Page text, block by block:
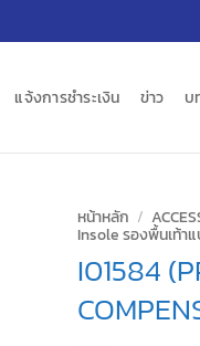
แจ้งการชำระเงิน ข่าว บ
หน้าหลัก /
Insole รองพื้นเท้า
I01584